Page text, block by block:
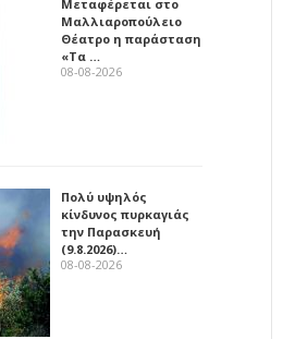
Μεταφέρεται στο
Μαλλιαροπούλειο
Θέατρο η παράσταση
«Τα …
08-08-2026
Πολύ υψηλός
κίνδυνος πυρκαγιάς
την Παρασκευή
(9.8.2026)…
08-08-2026